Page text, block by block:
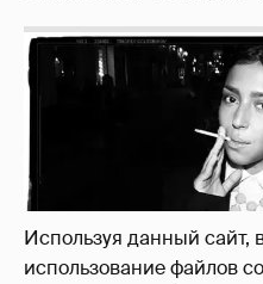
Используя данный сайт,
использование файлов
Рублёвские дочки